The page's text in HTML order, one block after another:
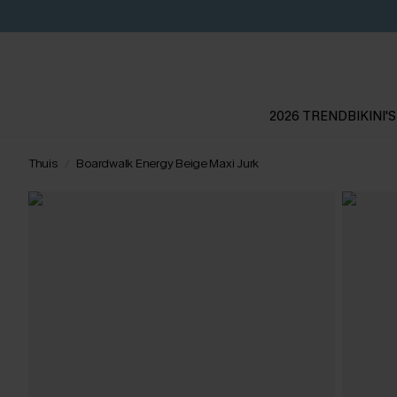
2026 TRENDBIKINI'S
Thuis Boardwalk Energy Beige Maxi Jurk